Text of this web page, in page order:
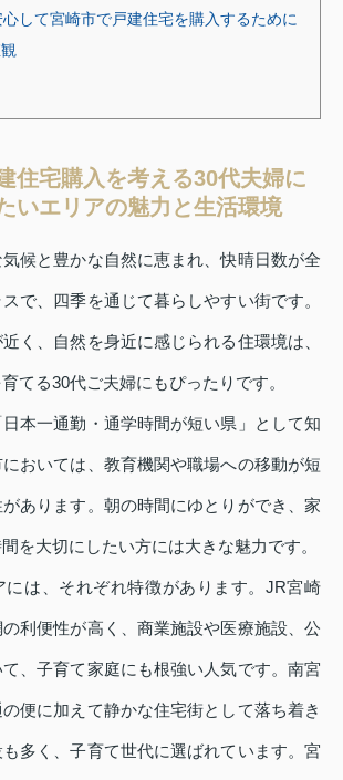
心して宮崎市で戸建住宅を購入するために
住宅購入を考える30代夫婦に
いエリアの魅力と生活環境
候と豊かな自然に恵まれ、快晴日数が全
で、四季を通じて暮らしやすい街です。
く、自然を身近に感じられる住環境は、
てる30代ご夫婦にもぴったりです。
本一通勤・通学時間が短い県」として知
おいては、教育機関や職場への移動が短
あります。朝の時間にゆとりができ、家
を大切にしたい方には大きな魅力です。
には、それぞれ特徴があります。JR宮崎
利便性が高く、商業施設や医療施設、公
、子育て家庭にも根強い人気です。南宮
便に加えて静かな住宅街として落ち着き
多く、子育て世代に選ばれています。宮